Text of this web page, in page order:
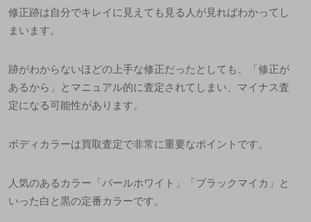
修正跡は自分でキレイに見えても見る人が見ればわかってし
まいます。
跡がわからないほどの上手な修正だったとしても、「修正が
あるから」とマニュアル的に査定されてしまい、マイナス査
定になる可能性があります。
ボディカラーは買取査定で非常に重要なポイントです。
人気のあるカラー「パールホワイト」「ブラックマイカ」と
いった白と黒の定番カラーです。